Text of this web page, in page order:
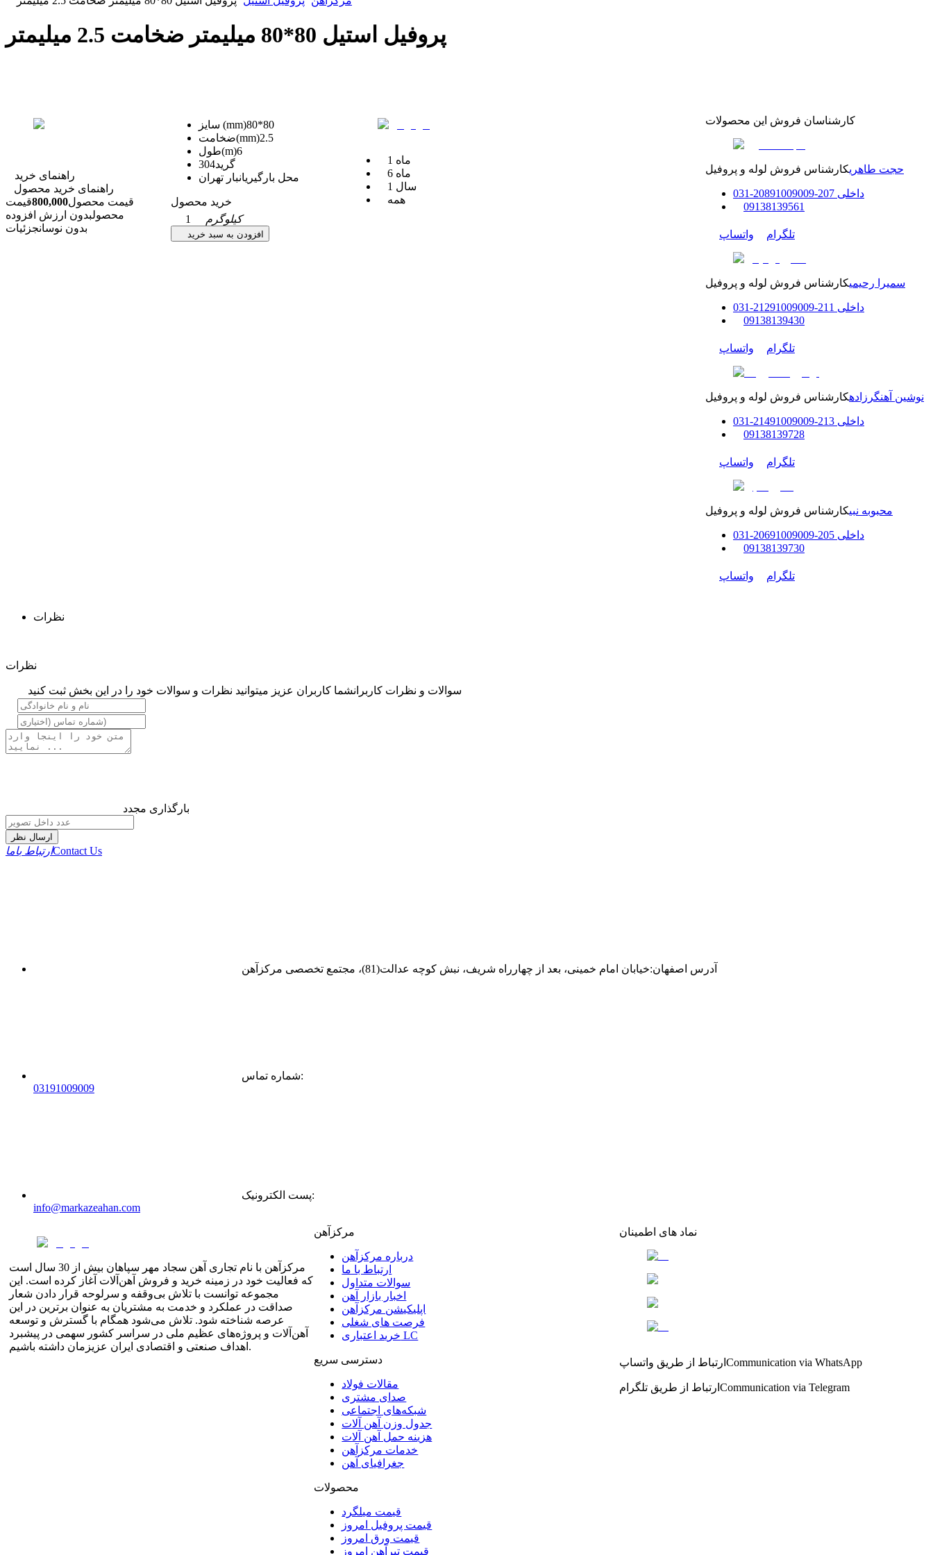
پروفیل استیل 80*80 میلیمتر ضخامت 2.5 میلیمتر
راهنمای خرید
راهنمای خرید محصول
قیمت محصول800,000قیمت
محصولبدون ارزش افزوده
بدون نوسانجزئیات
سایز (mm)80*80
ضخامت(mm)2.5
طول(m)6
گرید304
محل بارگیریانبار تهران
خرید محصول
1
کیلوگرم
افزودن به سبد خرید
1 ماه
6 ماه
1 سال
همه
کارشناسان فروش این محصولات
حجت طاهریکارشناس فروش لوله و پروفیل
داخلی 207-208
91009009
-
031
09138139561
تلگرام واتساپ
سمیرا رحیمیکارشناس فروش لوله و پروفیل
داخلی 211-212
91009009
-
031
09138139430
تلگرام واتساپ
نوشین آهنگرزادهکارشناس فروش لوله و پروفیل
داخلی 213-214
91009009
-
031
09138139728
تلگرام واتساپ
محبوبه نبیکارشناس فروش لوله و پروفیل
داخلی 205-206
91009009
-
031
09138139730
تلگرام واتساپ
نظرات
نظرات
سوالات و نظرات کاربرانشما کاربران عزیز میتوانید نظرات و سوالات خود را در این بخش ثبت کنید
بارگذاری مجدد
ارسال نظر
ارتباط باماContact Us
آدرس اصفهان:خیابان امام خمینی، بعد از چهارراه شریف، نبش کوچه عدالت(81)، مجتمع تخصصی مرکزآهن
شماره تماس:
03191009009
پست الکترونیک:
info@markazeahan.com
مرکزآهن با نام تجاری آهن سجاد مهر سپاهان بیش از 30 سال است
که فعالیت خود در زمینه خرید و فروش آهن‌آلات آغاز کرده است. این
مجموعه توانست با تلاش بی‌وقفه و سرلوحه قرار دادن شعار
صداقت در عملکرد و خدمت به مشتریان به عنوان برترین در این
عرصه شناخته شود. تلاش می‌شود همگام با گسترش و توسعه
آهن‌آلات و پروژه‌های عظیم ملی در سراسر کشور سهمی در پیشبرد
اهداف صنعتی و اقتصادی ایران عزیزمان داشته باشیم.
مرکزآهن
درباره مرکزآهن
ارتباط با ما
سوالات متداول
اخبار بازار آهن
اپلیکیشن مرکزآهن
فرصت های شغلی
خرید اعتباری LC
دسترسی سریع
مقالات فولاد
صدای مشتری
شبکه‌های اجتماعی
جدول وزن آهن آلات
هزینه حمل آهن آلات
خدمات مرکزآهن
جغرافیای آهن
محصولات
قیمت میلگرد
قیمت پروفیل امروز
قیمت ورق امروز
قیمت تیرآهن امروز
نماد های اطمینان
ارتباط از طریق واتساپ Communication via WhatsApp
ارتباط از طریق تلگرام Communication via Telegram